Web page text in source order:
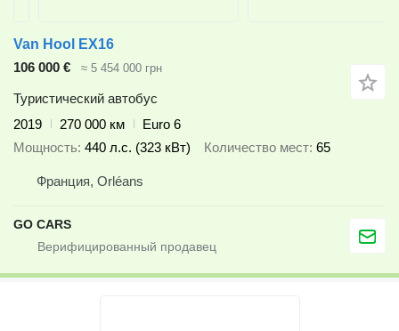
Van Hool EX16
106 000 €
≈ 5 454 000 грн
Туристический автобус
2019
270 000 км
Euro 6
Мощность 440 л.с. (323 кВт) Количество мест 65
Франция, Orléans
GO CARS